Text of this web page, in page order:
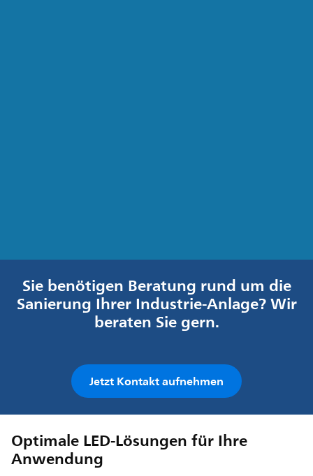
Sie benötigen Beratung rund um die
Sanierung Ihrer Industrie-Anlage? Wir
beraten Sie gern.
Jetzt Kontakt aufnehmen
Optimale LED-Lösungen für Ihre
Anwendung